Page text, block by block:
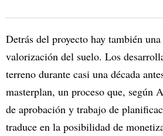
Detrás del proyecto hay también
valorización del suelo. Los
terreno durante casi una década
masterplan, un proceso que, según
de aprobación y trabajo de
traduce en la posibilidad de